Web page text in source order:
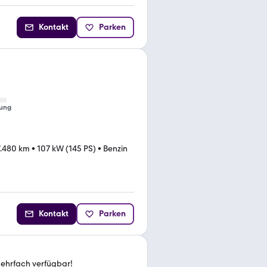
Kontakt Parken
km • 107 kW (145 PS) • Benzin
Kontakt Parken
verfügbar!